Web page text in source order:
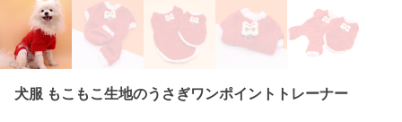
犬服 もこもこ生地のうさぎワンポイントトレーナー